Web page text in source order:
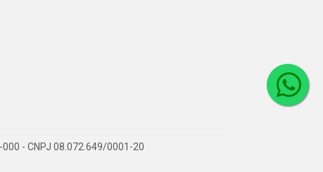
- CNPJ 08.072.649/0001-20